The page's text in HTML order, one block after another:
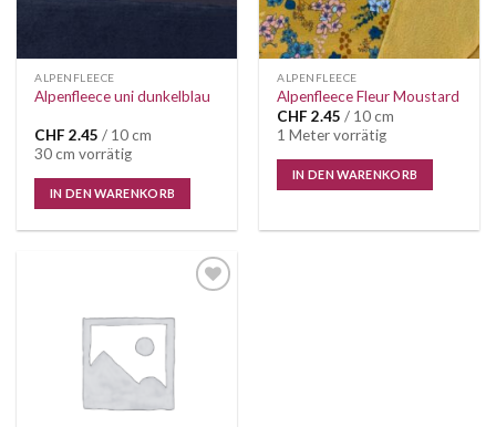
ALPENFLEECE
Alpenfleece uni dunkelblau
CHF 2.45 / 10 cm
30 cm vorrätig
IN DEN WARENKORB
ALPENFLEECE
Alpenfleece Fleur Moustard
CHF 2.45 / 10 cm
1 Meter vorrätig
IN DEN WARENKORB
Wunschliste